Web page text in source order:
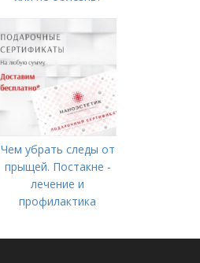
Чем убрать следы от
прыщей. Постакне -
лечение и
профилактика